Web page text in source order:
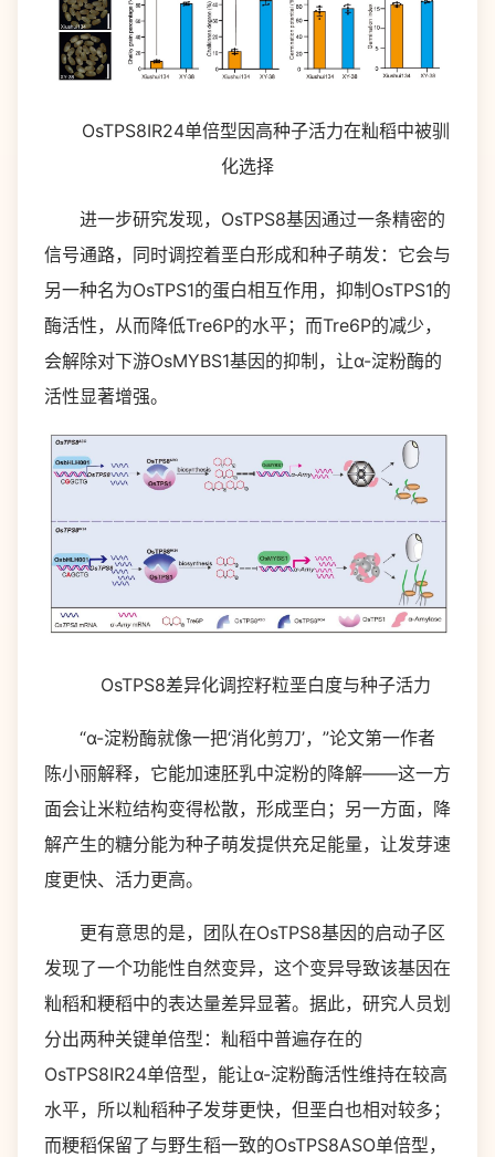
OsTPS8IR24单倍型因高种子活力在籼稻中被驯
化选择
进一步研究发现，OsTPS8基因通过一条精密的
信号通路，同时调控着垩白形成和种子萌发：它会与
另一种名为OsTPS1的蛋白相互作用，抑制OsTPS1的
酶活性，从而降低Tre6P的水平；而Tre6P的减少，
会解除对下游OsMYBS1基因的抑制，让α-淀粉酶的
活性显著增强。
OsTPS8差异化调控籽粒垩白度与种子活力
“α-淀粉酶就像一把‘消化剪刀’，”论文第一作者
陈小丽解释，它能加速胚乳中淀粉的降解——这一方
面会让米粒结构变得松散，形成垩白；另一方面，降
解产生的糖分能为种子萌发提供充足能量，让发芽速
度更快、活力更高。
更有意思的是，团队在OsTPS8基因的启动子区
发现了一个功能性自然变异，这个变异导致该基因在
籼稻和粳稻中的表达量差异显著。据此，研究人员划
分出两种关键单倍型：籼稻中普遍存在的
OsTPS8IR24单倍型，能让α-淀粉酶活性维持在较高
水平，所以籼稻种子发芽更快，但垩白也相对较多；
而粳稻保留了与野生稻一致的OsTPS8ASO单倍型，